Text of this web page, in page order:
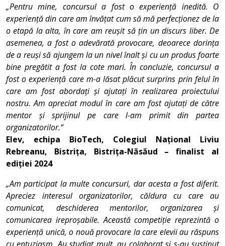
„Pentru mine, concursul a fost o experiență inedită. O
experiență din care am învățat cum să mă perfecționez de la
o etapă la alta, în care am reușit să țin un discurs liber. De
asemenea, a fost o adevărată provocare, deoarece dorința
de a reuși să ajungem la un nivel înalt și cu un produs foarte
bine pregătit a fost la cote mari. În concluzie, concursul a
fost o experiență care m-a lăsat plăcut surprins prin felul în
care am fost abordați și ajutați în realizarea proiectului
nostru. Am apreciat modul în care am fost ajutați de către
mentor și sprijinul pe care l-am primit din partea
organizatorilor.“
Elev, echipa BioTech, Colegiul Național Liviu
Rebreanu, Bistrița, Bistrița-Năsăud – finalist al
ediției 2024
„Am participat la multe concursuri, dar acesta a fost diferit.
Apreciez interesul organizatorilor, căldura cu care au
comunicat, deschiderea mentorilor, organizarea și
comunicarea ireproșabile. Această competiție reprezintă o
experiență unică, o nouă provocare la care elevii au răspuns